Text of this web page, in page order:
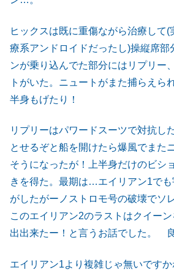
ヒックスは既に重傷ながら治療して(
療系アンドロイドだったし)操縦席部
ンが乗り込んでた部分にはリプリー
トがいた。ニュートがまた捕らえら
半身もげたり！
リプリーはパワードスーツで対抗し
とせるぞと船を開けたら爆風でまた
そうになったが！上半身だけのビシ
きを得た。最期は…エイリアン1で
がしたがーノストロモ号の破壊でソ
このエイリアン2のラストはクイー
出出来たー！と言うお話でした。 良
エイリアン1より複雑じゃ無いです